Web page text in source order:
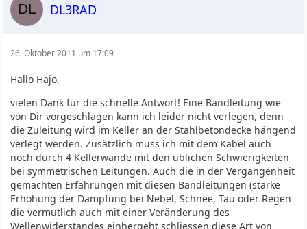
DL3RAD
26. Oktober 2011 um 17:09
Hallo Hajo,
vielen Dank für die schnelle Antwort! Eine Bandleitung wie
von Dir vorgeschlagen kann ich leider nicht verlegen, denn
die Zuleitung wird im Keller an der Stahlbetondecke hängend
verlegt werden. Zusätzlich muss ich mit dem Kabel auch
noch durch 4 Kellerwände mit den üblichen Schwierigkeiten
bei symmetrischen Leitungen. Auch die in der Vergangenheit
gemachten Erfahrungen mit diesen Bandleitungen (starke
Erhöhung der Dämpfung bei Nebel, Schnee, Tau oder Regen
die vermutlich auch mit einer Veränderung des
Wellenwiderstandes einhergeht schliessen diese Art von